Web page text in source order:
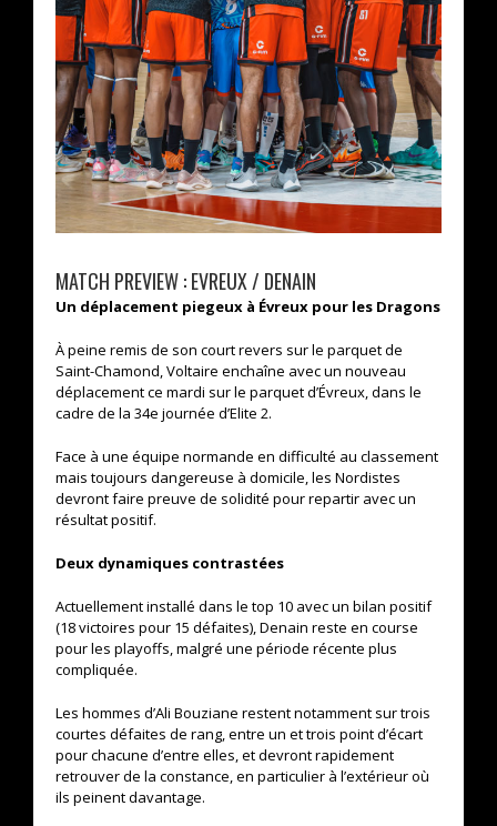
MATCH PREVIEW : EVREUX / DENAIN
Un déplacement piegeux à Évreux pour les Dragons
À peine remis de son court revers sur le parquet de
Saint-Chamond, Voltaire enchaîne avec un nouveau
déplacement ce mardi sur le parquet d’Évreux, dans le
cadre de la 34e journée d’Elite 2.
Face à une équipe normande en difficulté au classement
mais toujours dangereuse à domicile, les Nordistes
devront faire preuve de solidité pour repartir avec un
résultat positif.
Deux dynamiques contrastées
Actuellement installé dans le top 10 avec un bilan positif
(18 victoires pour 15 défaites), Denain reste en course
pour les playoffs, malgré une période récente plus
compliquée.
Les hommes d’Ali Bouziane restent notamment sur trois
courtes défaites de rang, entre un et trois point d’écart
pour chacune d’entre elles, et devront rapidement
retrouver de la constance, en particulier à l’extérieur où
ils peinent davantage.